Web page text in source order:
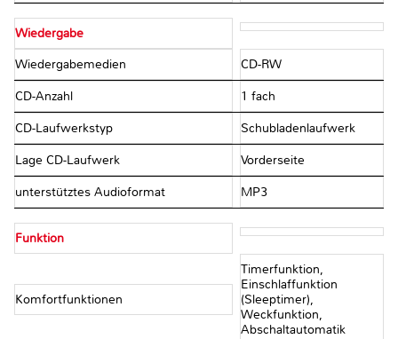
Wiedergabe
Wiedergabemedien CD-RW
CD-Anzahl 1 fach
CD-Laufwerkstyp Schubladenlaufwerk
Lage CD-Laufwerk Vorderseite
unterstütztes Audioformat MP3
Funktion
Komfortfunktionen
Timerfunktion,
Einschlaffunktion
(Sleeptimer),
Weckfunktion,
Abschaltautomatik